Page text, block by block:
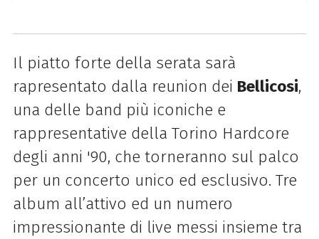
Il piatto forte della serata sarà
rapresentato dalla reunion dei Bellicosi,
una delle band più iconiche e
rappresentative della Torino Hardcore
degli anni '90, che torneranno sul palco
per un concerto unico ed esclusivo. Tre
album all’attivo ed un numero
impressionante di live messi insieme tra